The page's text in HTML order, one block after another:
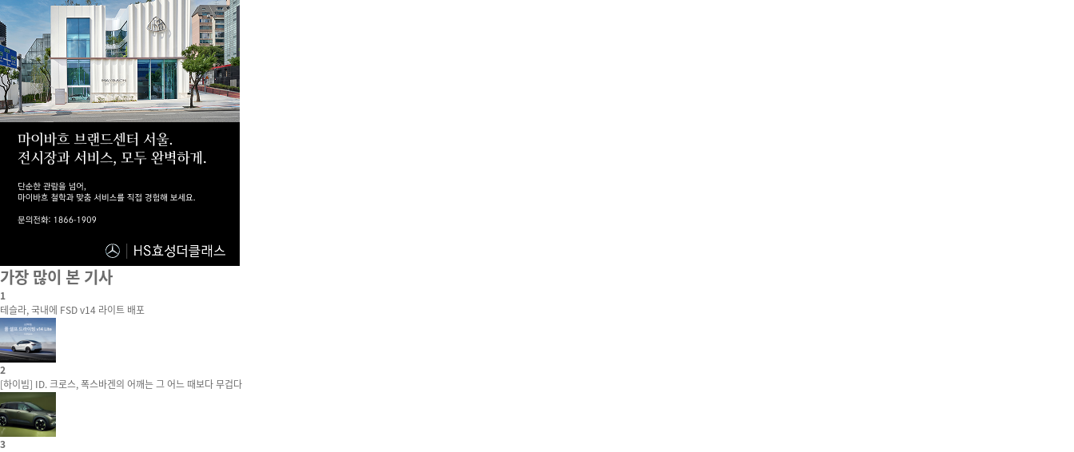
가장 많이 본 기사
1
테슬라, 국내에 FSD v14 라이트 배포
2
[하이빔] ID. 크로스, 폭스바겐의 어깨는 그 어느 때보다 무겁다
3